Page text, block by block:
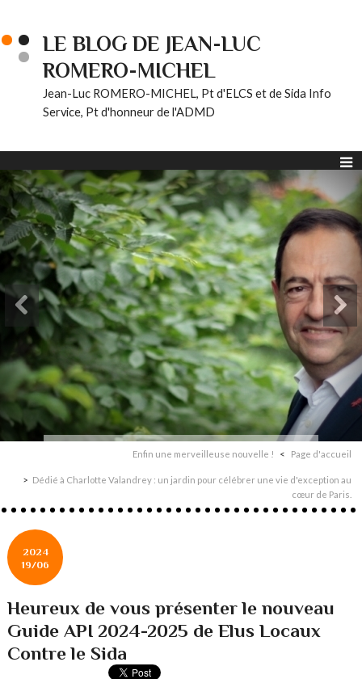
LE BLOG DE JEAN-LUC
ROMERO-MICHEL
Jean-Luc ROMERO-MICHEL, Pt d'ELCS et de Sida Info
Service, Pt d'honneur de l'ADMD
Enfin une merveilleuse nouvelle ! Page d'accueil
Dédié à Charlotte Valandrey : un jardin pour célébrer une vie d'exception au
cœur de Paris.
2024
19/06
Heureux de vous présenter le nouveau
Guide API 2024-2025 de Elus Locaux
Contre le Sida